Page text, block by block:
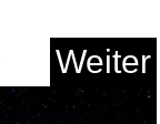
Weiter